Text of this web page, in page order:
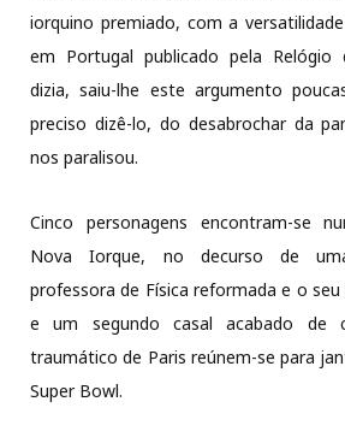
iorquino premiado, com a
em Portugal publicado pela Relógio
dizia, saiu-lhe este argumento
preciso dizê-lo, do desabrochar da
nos paralisou.
Cinco personagens encontram-se
Nova Iorque, no decurso de
professora de Física reformada e o
e um segundo casal acabado de
traumático de Paris reúnem-se para
Super Bowl.